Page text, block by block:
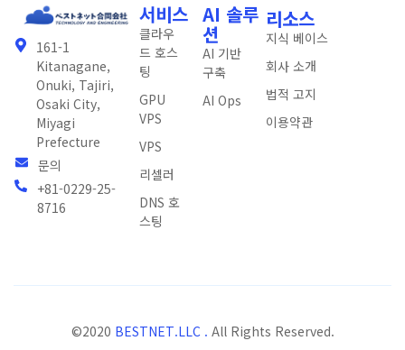
161-1
Kitanagane,
Onuki, Tajiri,
Osaki City,
Miyagi
Prefecture
문의
+81-0229-25-
8716
서비스
클라우
드 호스
팅
GPU
VPS
VPS
리셀러
DNS 호
스팅
AI 솔루
션
AI 기반
구축
AI Ops
리소스
지식 베이스
회사 소개
법적 고지
이용약관
©2020 BESTNET.LLC . All Rights Reserved.